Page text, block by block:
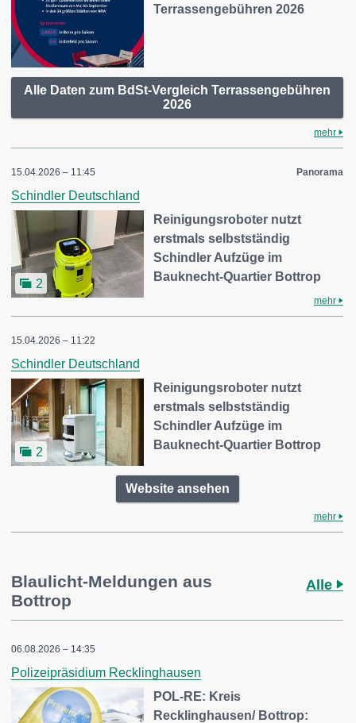
Terrassengebühren 2026
Alle Daten zum BdSt-Vergleich Terrassengebühren
2026
mehr
15.04.2026 – 11:45 Panorama
Schindler Deutschland
2
Reinigungsroboter nutzt
erstmals selbstständig
Schindler Aufzüge im
Bauknecht-Quartier Bottrop
mehr
15.04.2026 – 11:22
Schindler Deutschland
2
Reinigungsroboter nutzt
erstmals selbstständig
Schindler Aufzüge im
Bauknecht‑Quartier Bottrop
Website ansehen
mehr
Blaulicht-Meldungen aus
Bottrop
Alle
06.08.2026 – 14:35
Polizeipräsidium Recklinghausen
POL-RE: Kreis
Recklinghausen/ Bottrop: